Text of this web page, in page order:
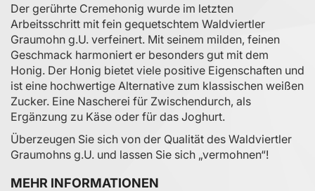
Der gerührte Cremehonig wurde im letzten
Arbeitsschritt mit fein gequetschtem Waldviertler
Graumohn g.U. verfeinert. Mit seinem milden, feinen
Geschmack harmoniert er besonders gut mit dem
Honig. Der Honig bietet viele positive Eigenschaften und
ist eine hochwertige Alternative zum klassischen weißen
Zucker. Eine Nascherei für Zwischendurch, als
Ergänzung zu Käse oder für das Joghurt.
Überzeugen Sie sich von der Qualität des Waldviertler
Graumohns g.U. und lassen Sie sich „vermohnen“!
MEHR INFORMATIONEN